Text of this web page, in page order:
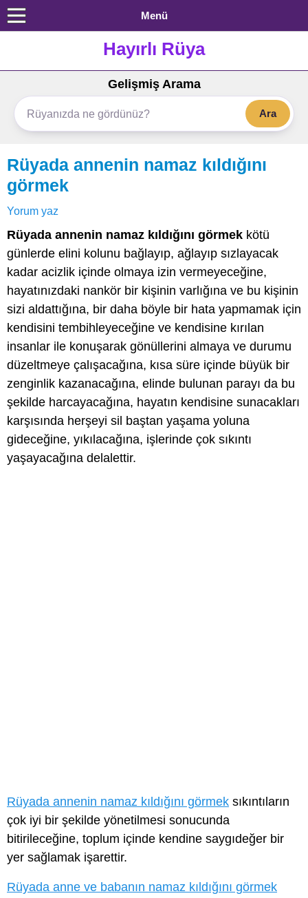
Menü
Hayırlı Rüya
Gelişmiş Arama
Ara
Rüyada annenin namaz kıldığını
görmek
Yorum yaz
Rüyada annenin namaz kıldığını görmek kötü
günlerde elini kolunu bağlayıp, ağlayıp sızlayacak
kadar acizlik içinde olmaya izin vermeyeceğine,
hayatınızdaki nankör bir kişinin varlığına ve bu kişinin
sizi aldattığına, bir daha böyle bir hata yapmamak için
kendisini tembihleyeceğine ve kendisine kırılan
insanlar ile konuşarak gönüllerini almaya ve durumu
düzeltmeye çalışacağına, kısa süre içinde büyük bir
zenginlik kazanacağına, elinde bulunan parayı da bu
şekilde harcayacağına, hayatın kendisine sunacakları
karşısında herşeyi sil baştan yaşama yoluna
gideceğine, yıkılacağına, işlerinde çok sıkıntı
yaşayacağına delalettir.
Rüyada annenin namaz kıldığını görmek sıkıntıların
çok iyi bir şekilde yönetilmesi sonucunda
bitirileceğine, toplum içinde kendine saygıdeğer bir
yer sağlamak işarettir.
Rüyada anne ve babanın namaz kıldığını görmek